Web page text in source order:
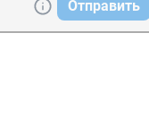
Отправить